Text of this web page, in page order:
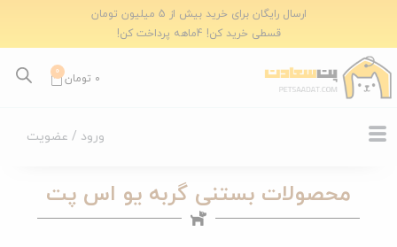
ارسال رایگان برای خرید بیش از 5 میلیون تومان
قسطی خرید کن! 4ماهه پرداخت کن!
0 تومان
0
ورود / عضویت
محصولات بستنی گربه یو اس پت